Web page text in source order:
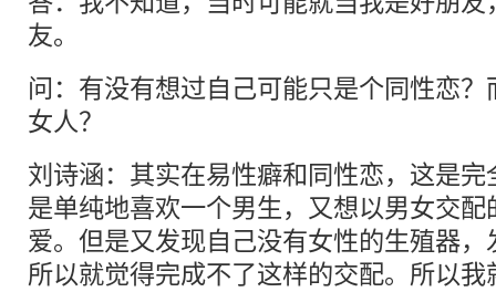
友。
问：有没有想过自己可能只是个同性恋
女人？
刘诗涵：其实在易性癖和同性恋，这是
是单纯地喜欢一个男生，又想以男女交
爱。但是又发现自己没有女性的生殖器
所以就觉得完成不了这样的交配。所以